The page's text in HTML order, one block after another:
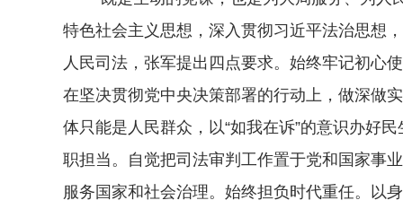
特色社会主义思想，深入贯彻习近平法治思想
人民司法，张军提出四点要求。始终牢记初心
在坚决贯彻党中央决策部署的行动上，做深做
体只能是人民群众，以“如我在诉”的意识办好
职担当。自觉把司法审判工作置于党和国家事
服务国家和社会治理。始终担负时代重任。以